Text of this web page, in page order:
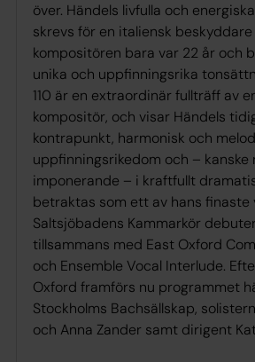
över. Händels livfulla och
skrevs för en italiensk beskyddare
kompositören bara var 22 år och
unika och uppfinningsrika
110 är en extraordinär fullträff av
kompositör, och visar Händels
kontrapunkt, harmonisk och
uppfinningsrikedom och – kanske
imponerande – i kraftfullt
betraktas som ett av hans finaste
Saltsjöbadens Kammarkör
tillsammans med East Oxford
och Ensemble Vocal Interlude.
Oxford framförs nu programmet
Stockholms Bachsällskap,
och Anna Zander samt dirigent